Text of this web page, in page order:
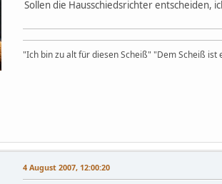
Sollen die Hausschiedsrichter entscheiden,
"Ich bin zu alt für diesen Scheiß" "Dem Scheiß ist
4 August 2007, 12:00:20